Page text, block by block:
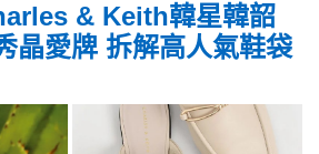
& Keith韓星韓韶
晶愛牌 拆解高人氣鞋袋